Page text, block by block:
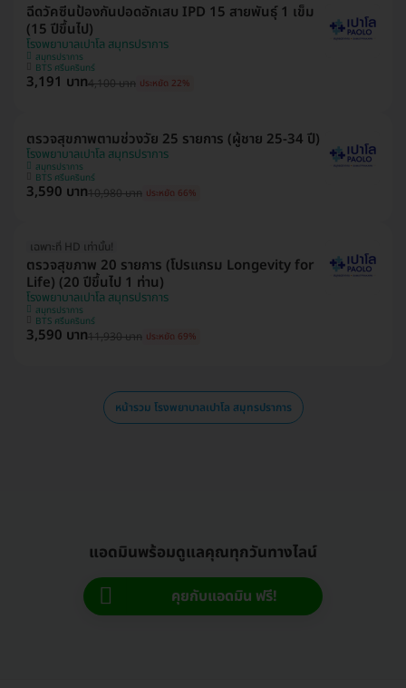
ฉีดวัคซีนป้องกันปอดอักเสบ IPD 15 สายพันธุ์ 1 เข็ม
(15 ปีขึ้นไป)
โรงพยาบาลเปาโล สมุทรปราการ
สมุทรปราการ
BTS ศรีนครินทร์
3,191 บาท4,100 บาท ประหยัด 22%
ตรวจสุขภาพตามช่วงวัย 25 รายการ (ผู้ชาย 25-34 ปี)
โรงพยาบาลเปาโล สมุทรปราการ
สมุทรปราการ
BTS ศรีนครินทร์
3,590 บาท10,980 บาท ประหยัด 66%
เฉพาะที่ HD เท่านั้น!
ตรวจสุขภาพ 20 รายการ (โปรแกรม Longevity for
Life) (20 ปีขึ้นไป 1 ท่าน)
โรงพยาบาลเปาโล สมุทรปราการ
สมุทรปราการ
BTS ศรีนครินทร์
3,590 บาท11,930 บาท ประหยัด 69%
หน้ารวม โรงพยาบาลเปาโล สมุทรปราการ
แอดมินพร้อมดูแลคุณทุกวันทางไลน์
คุยกับแอดมิน ฟรี!